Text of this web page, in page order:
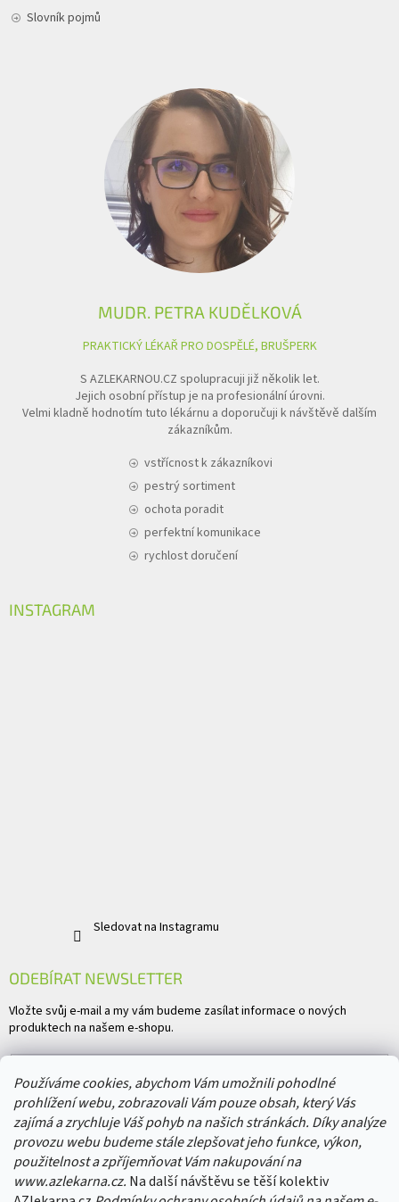
Používáme cookies, abychom Vám umožnili pohodlné
prohlížení webu, zobrazovali Vám pouze obsah, který Vás
zajímá a zrychluje Váš pohyb na našich stránkách. Díky analýze
provozu webu budeme stále zlepšovat jeho funkce, výkon,
použitelnost a zpříjemňovat Vám nakupování na
www.azlekarna.cz. Na další návštěvu se těší kolektiv
Slovník pojmů
MUDR. PETRA KUDĚLKOVÁ
PRAKTICKÝ LÉKAŘ PRO DOSPĚLÉ, BRUŠPERK
S AZLEKARNOU.CZ spolupracuji již několik let.
Jejich osobní přístup je na profesionální úrovni.
Velmi kladně hodnotím tuto lékárnu a doporučuji k návštěvě dalším
zákazníkům.
vstřícnost k zákazníkovi
pestrý sortiment
ochota poradit
perfektní komunikace
rychlost doručení
INSTAGRAM
Sledovat na Instagramu
ODEBÍRAT NEWSLETTER
Vložte svůj e-mail a my vám budeme zasílat informace o nových
produktech na našem e-shopu.
Vložením e-mailu souhlasíte spodmínkami ochrany osobních údajů
PŘIHLÁSIT SE